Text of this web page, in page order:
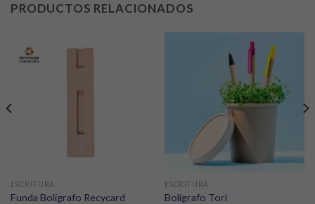
PRODUCTOS RELACIONADOS
ESCRITURA
Funda Bolígrafo Recycard
ESCRITURA
Bolígrafo Tori